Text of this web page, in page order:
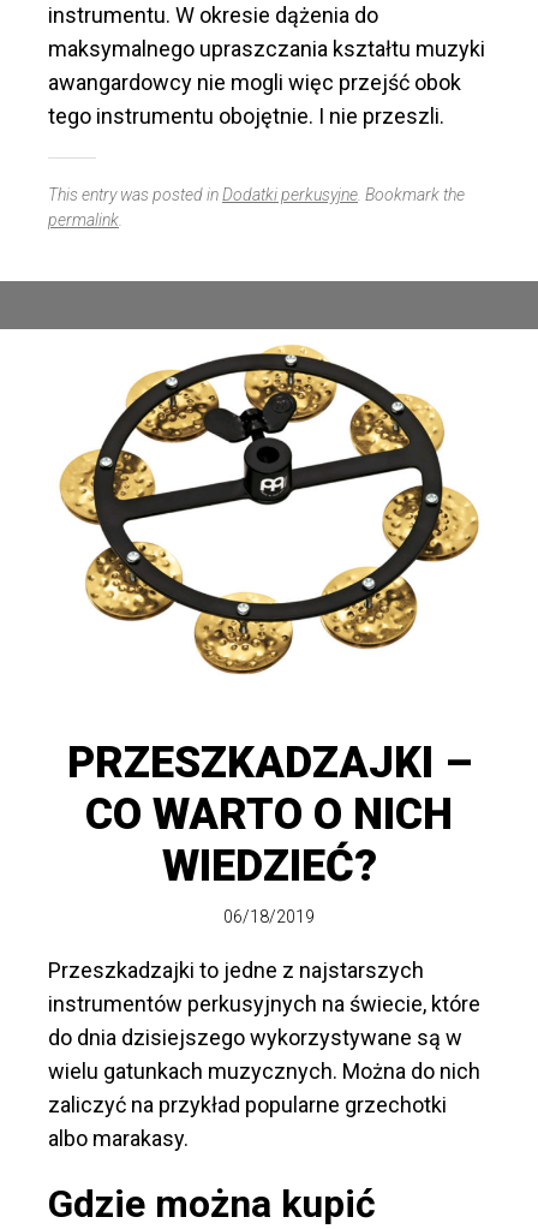
instrumentu. W okresie dążenia do
maksymalnego upraszczania kształtu muzyki
awangardowcy nie mogli więc przejść obok
tego instrumentu obojętnie. I nie przeszli.
This entry was posted inDodatki perkusyjne . Bookmark the
permalink
PRZESZKADZAJKI –
CO WARTO O NICH
WIEDZIEĆ?
06/18/2019
Przeszkadzajki to jedne z najstarszych
instrumentów perkusyjnych na świecie, które
do dnia dzisiejszego wykorzystywane są w
wielu gatunkach muzycznych. Można do nich
zaliczyć na przykład popularne grzechotki
albo marakasy.
Gdzie można kupić